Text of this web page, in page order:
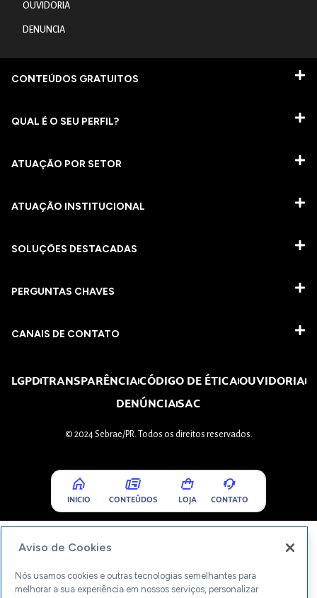
OUVIDORIA
DENUNCIA
CONTEÚDOS GRATUITOS
QUAL É O SEU PERFIL?
ATUAÇÃO POR SETOR
ATUAÇÃO INSTITUCIONAL
SOLUÇÕES DESTACADAS
PERGUNTAS CHAVES​
CANAIS DE CONTATO
LGPDTRANSPARÊNCIACÓDIGO DE ÉTICAOUVIDORIA
DENÚNCIASAC
© 2024 Sebrae/PR. Todos os direitos reservados.
INICIO CONTEÚDOS LOJA CONTATO
Aviso de Cookies
Nós usamos cookies e outras tecnologias semelhantes para
melhorar a sua experiência em nossos serviços, personalizar